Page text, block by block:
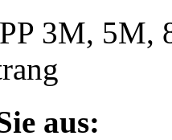
3M, 5M,
aus: